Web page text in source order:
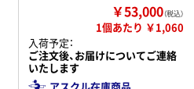
￥53,000（税込）
1個あたり ￥1,060
入荷予定：
ご注文後、お届けについてご連絡
いたします